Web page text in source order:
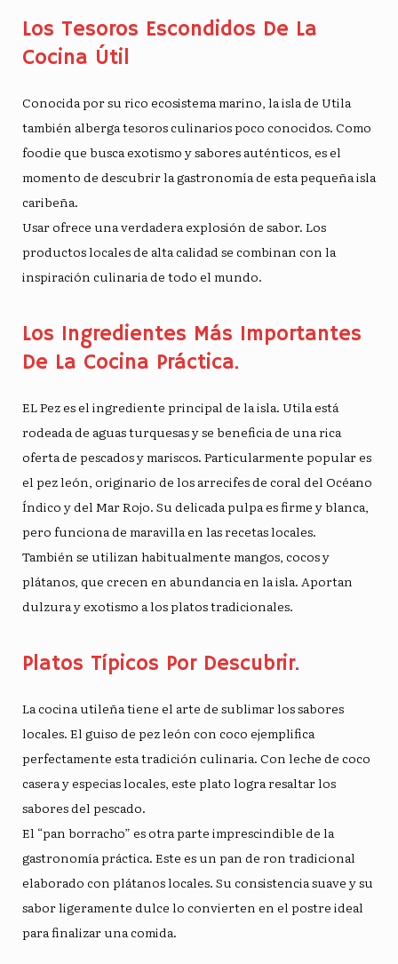
Los Tesoros Escondidos De La
Cocina Útil
Conocida por su rico ecosistema marino, la isla de Utila
también alberga tesoros culinarios poco conocidos. Como
foodie que busca exotismo y sabores auténticos, es el
momento de descubrir la gastronomía de esta pequeña isla
caribeña.
Usarofrece una verdadera explosión de sabor. Los
productos locales de alta calidad se combinan con la
inspiración culinaria de todo el mundo.
Los Ingredientes Más Importantes
De La Cocina Práctica.
ELPezes el ingrediente principal de la isla. Utila está
rodeada de aguas turquesas y se beneficia de una rica
oferta de pescados y mariscos. Particularmente popular es
el pez león, originario de los arrecifes de coral del Océano
Índico y del Mar Rojo. Su delicada pulpa es firme y blanca,
pero funciona de maravilla en las recetas locales.
También se utilizan habitualmente mangos, cocos y
plátanos, que crecen en abundancia en la isla. Aportan
dulzura y exotismo a los platos tradicionales.
Platos Típicos Por Descubrir.
La cocina utileña tiene el arte de sublimar los sabores
locales. El guiso de pez león con coco ejemplifica
perfectamente esta tradición culinaria. Con leche de coco
casera y especias locales, este plato logra resaltar los
sabores del pescado.
El “pan borracho” es otra parte imprescindible de la
gastronomía práctica. Este es un pan de ron tradicional
elaborado con plátanos locales. Su consistencia suave y su
sabor ligeramente dulce lo convierten en el postre ideal
para finalizar una comida.